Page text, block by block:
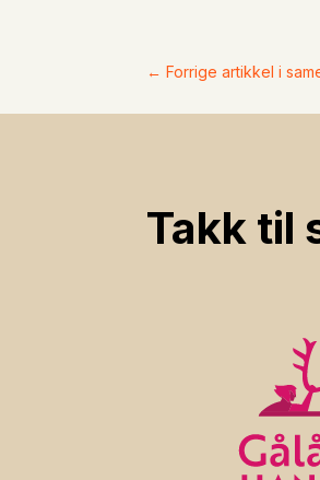
←Forrige artikkel i
Takk til